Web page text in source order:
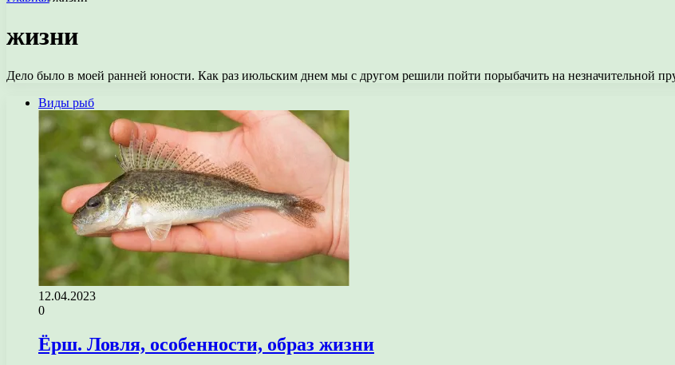
жизни
Дело было в моей ранней юности. Как раз июльским днем мы с другом решили пойти порыбачить на незначительной
Виды рыб
12.04.2023
0
Ёрш. Ловля, особенности, образ жизни